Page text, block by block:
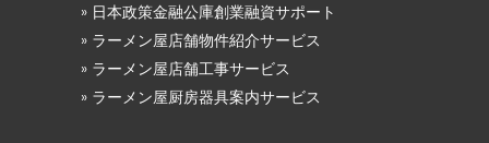
» 日本政策金融公庫創業融資サポート
» ラーメン屋店舗物件紹介サービス
» ラーメン屋店舗工事サービス
» ラーメン屋厨房器具案内サービス